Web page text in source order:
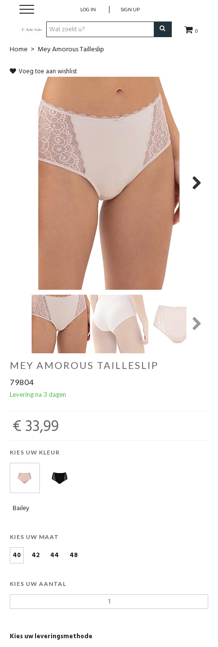
0
LOG IN SIGN UP
Home
Kinderen
Lingerie
Over ons
Cadeaubon
Home > Mey Amorous Tailleslip
Voeg toe aan wishlist
MEY AMOROUS TAILLESLIP
79804
Levering na 3 dagen
€ 33,99
KIES UW KLEUR
Bailey
KIES UW MAAT
40 42 44 48
KIES UW AANTAL
Kies uw leveringsmethode